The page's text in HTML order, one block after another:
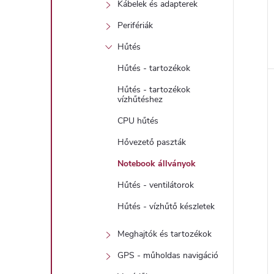
Kábelek és adapterek
Perifériák
Hűtés
Hűtés - tartozékok
Hűtés - tartozékok
vízhűtéshez
CPU hűtés
Hővezető paszták
Notebook állványok
Hűtés - ventilátorok
Hűtés - vízhűtő készletek
Meghajtók és tartozékok
GPS - műholdas navigáció
l